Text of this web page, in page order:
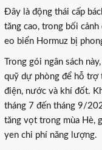
Đây là động thái cấp
tăng cao, trong bối
eo biển Hormuz bị
Trong gói ngân sách
quỹ dự phòng để hỗ trợ
điện, nước và khí đốt.
tháng 7 đến tháng 9/
tăng vọt trong mùa Hè,
yen chi phí năng lượng.